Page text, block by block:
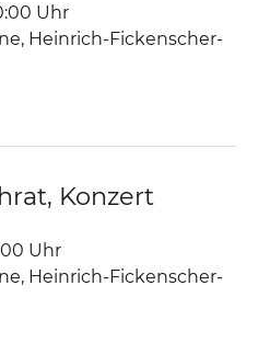
Uhr
, Heinrich-Fickenscher-
Konzert
Uhr
, Heinrich-Fickenscher-